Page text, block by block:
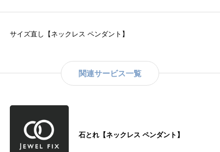
サイズ直し【ネックレス ペンダント】
関連サービス一覧
石とれ【ネックレス ペンダント】